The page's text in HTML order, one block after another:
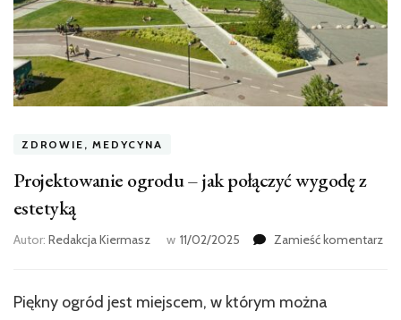
ZDROWIE, MEDYCYNA
Projektowanie ogrodu – jak połączyć wygodę z
estetyką
Autor: Redakcja Kiermasz w 11/02/2025 Zamieść komentarzwe
Piękny ogród jest miejscem, w którym można